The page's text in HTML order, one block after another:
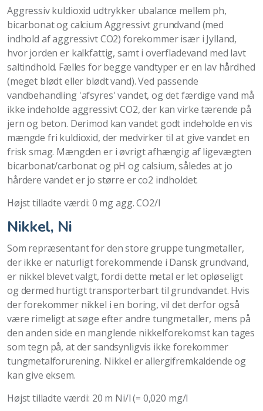
Aggressiv kuldioxid udtrykker ubalance mellem ph,
bicarbonat og calcium Aggressivt grundvand (med
indhold af aggressivt CO2) forekommer især i Jylland,
hvor jorden er kalkfattig, samt i overfladevand med lavt
saltindhold. Fælles for begge vandtyper er en lav hårdhed
(meget blødt eller blødt vand). Ved passende
vandbehandling 'afsyres' vandet, og det færdige vand må
ikke indeholde aggressivt CO2, der kan virke tærende på
jern og beton. Derimod kan vandet godt indeholde en vis
mængde fri kuldioxid, der medvirker til at give vandet en
frisk smag. Mængden er i øvrigt afhængig af ligevægten
bicarbonat/carbonat og pH og calsium, således at jo
hårdere vandet er jo større er co2 indholdet.
Højst tilladte værdi: 0 mg agg. CO2/l
Nikkel, Ni
Som repræsentant for den store gruppe tungmetaller,
der ikke er naturligt forekommende i Dansk grundvand,
er nikkel blevet valgt, fordi dette metal er let opløseligt
og dermed hurtigt transporterbart til grundvandet. Hvis
der forekommer nikkel i en boring, vil det derfor også
være rimeligt at søge efter andre tungmetaller, mens på
den anden side en manglende nikkelforekomst kan tages
som tegn på, at der sandsynligvis ikke forekommer
tungmetalforurening. Nikkel er allergifremkaldende og
kan give eksem.
Højst tilladte værdi: 20 m Ni/l (= 0,020 mg/l